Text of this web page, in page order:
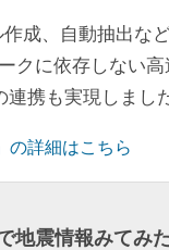
成、自動抽出な
クに依存しない
携も実現しまし
の詳細はこちら
地震情報みてみ